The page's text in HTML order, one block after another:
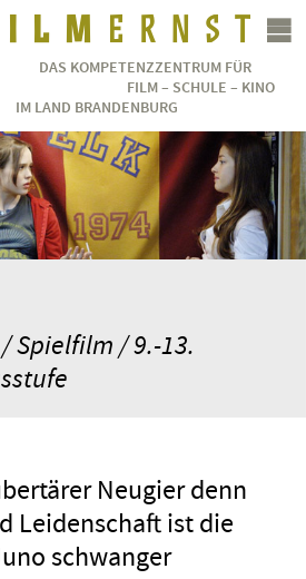
DAS KOMPETENZZENTRUM FÜR
FILM – SCHULE – KINO
IM LAND BRANDENBURG
/ Spielfilm / 9.-13.
Neugier denn
Leidenschaft ist die
schwanger